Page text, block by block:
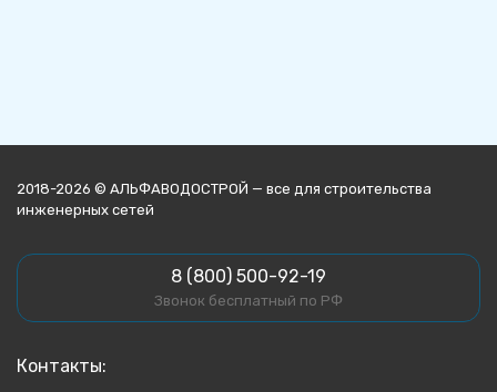
2018-2026 © АЛЬФАВОДОСТРОЙ — все для строительства
инженерных сетей
8 (800) 500-92-19
Звонок бесплатный по РФ
Контакты: